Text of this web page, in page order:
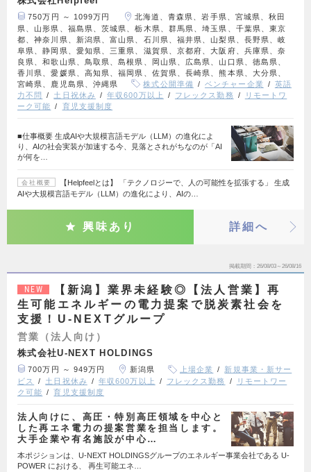
750万円 ～ 1099万円
北海道、青森県、岩手県、宮城県、秋田
県、山形県、福島県、茨城県、栃木県、群馬県、埼玉県、千葉県、東京
都、神奈川県、新潟県、富山県、石川県、福井県、山梨県、長野県、岐
阜県、静岡県、愛知県、三重県、滋賀県、京都府、大阪府、兵庫県、奈
良県、和歌山県、鳥取県、島根県、岡山県、広島県、山口県、徳島県、
香川県、愛媛県、高知県、福岡県、佐賀県、長崎県、熊本県、大分県、
宮崎県、鹿児島県、沖縄県
株式公開準備 ベンチャー企業
英語
力不問
土日祝休み 年収600万以上 フレックス勤務
リモートワ
ーク可能
育児支援制度
■仕事概要 生成AIや大規模言語モデル（LLM）の進化によ
り、AIの社会実装が加速する今、見落とされがちなのが「AI
が何を…
会社概要
【Helpfeelとは】 「テクノロジーで、人の可能性を拡張する」 生成
AIや大規模言語モデル（LLM）の進化により、AIの…
興味あり 詳細へ
掲載期間 26/08/03～26/08/16
NEW
【新潟】業界未経験◎【法人営業】再
生可能エネルギーの電力提案で脱炭素社会を
支援！U-NEXTグループ
営業（法人向け）
株式会社U-NEXT HOLDINGS
700万円 ～ 949万円 新潟県 上場企業
新規事業・新サー
ビス
土日祝休み 年収600万以上 フレックス勤務
リモートワー
ク可能
育児支援制度
法人向けに、高圧・特別高圧領域を中心と
した再エネ電力の提案営業を担当します。
大手企業や有名施設が中心…
本ポジションは、U-NEXT HOLDINGSグループのエネルギー事業会社である U-
POWER における、 再生可能エネ…